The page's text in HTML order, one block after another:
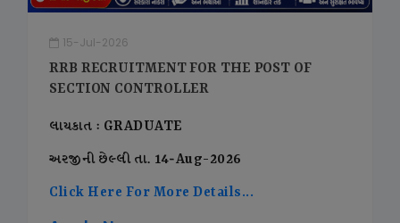
15-Jul-2026
RRB RECRUITMENT FOR THE POST OF
SECTION CONTROLLER
લાયકાત : GRADUATE
અરજીની છેલ્લી તા. 14-Aug-2026
Click Here For More Details...